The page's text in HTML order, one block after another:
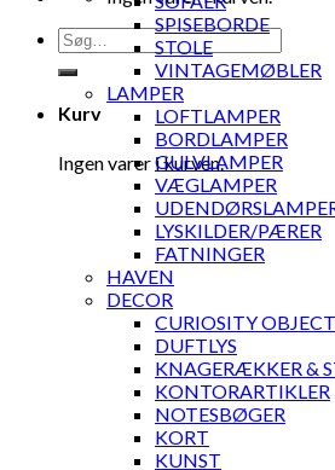
Søg
efter:
Kurv
Ingen varer i kurven.
SPISEBORDE
STOLE
VINTAGEMØBLER
LAMPER
LOFTLAMPER
BORDLAMPER
GULVLAMPER
VÆGLAMPER
LYSKILDER/PÆRER
FATNINGER
HAVEN
DECOR
CURIOSITY
DUFTLYS
KNAGERÆKKER &
KONTORARTIKLER
NOTESBØGER
KORT
KUNST